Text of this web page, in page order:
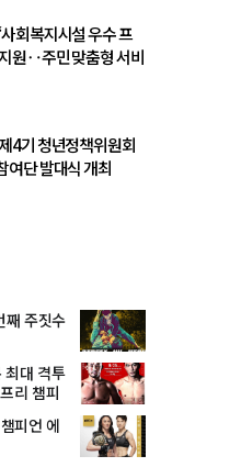
사회복지시설 우수 프
원‥주민 맞춤형 서비
4기 청년정책위원회
여단 발대식 개최
째 주짓수
최대 격투
리 챔피
피언 에